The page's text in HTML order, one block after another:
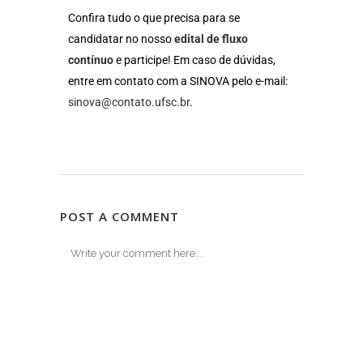
Confira tudo o que precisa para se
candidatar no nossoedital de fluxo
contínuoe participe! Em caso de dúvidas,
entre em contato com a SINOVA pelo e-mail:
sinova@contato.ufsc.br.
POST A COMMENT